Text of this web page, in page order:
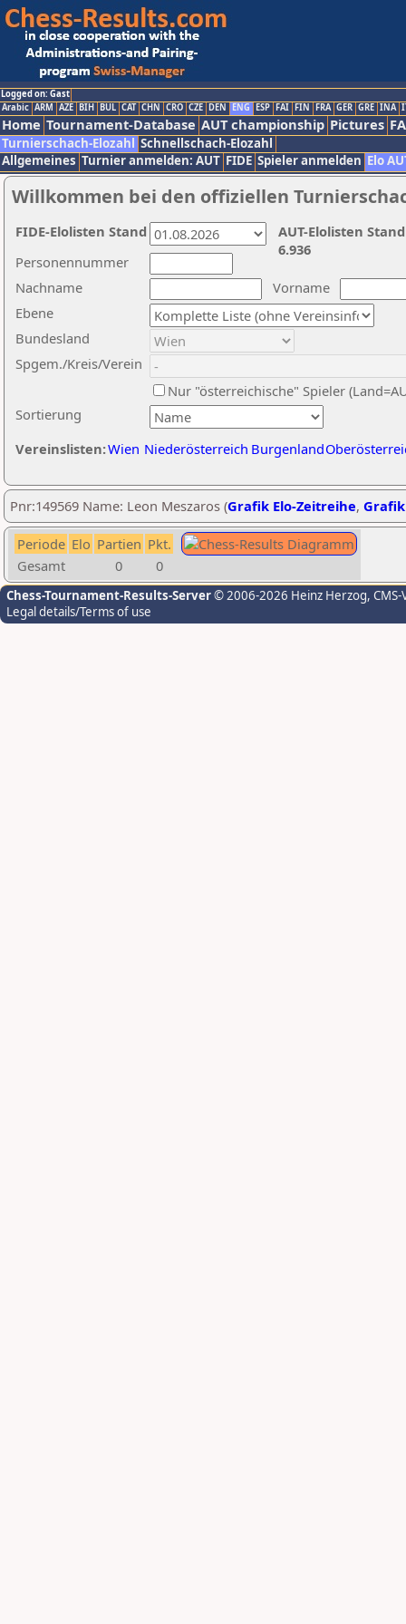
Logged on: Gast
Arabic ARM AZE BIH BUL CAT CHN CRO CZE DEN ENG ESP FAI FIN FRA GER GRE INA
Home Tournament-Database AUT championship Pictures
Turnierschach-Elozahl Schnellschach-Elozahl
Allgemeines Turnier anmelden: AUT FIDE Spieler anmelden Elo
Willkommen bei den offiziellen
Nachname
Vorname
Ebene
Sortierung
Personennummer
Bundesland
Spgem./Kreis/Verein
Nur "österreichische" Spieler
Vereinslisten:Wien Niederösterreich Burgenland
AUT-Elolisten
6.936
FIDE-Elolisten Stand
Pnr:149569 Name: Leon Meszaros (Grafik Elo-Zeitreihe,
Periode Elo Partien Pkt.
Gesamt
0 0
Chess-Tournament-Results-Server© 2006-2026 Heinz Herzog,
Legal details/Terms of use